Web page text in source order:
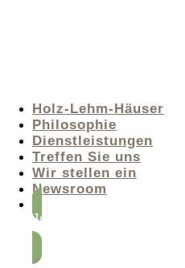
Holz-Lehm-Häuser
Philosophie
Dienstleistungen
Treffen Sie uns
Wir stellen ein
Newsroom
Jetzt Beratung
anfordern